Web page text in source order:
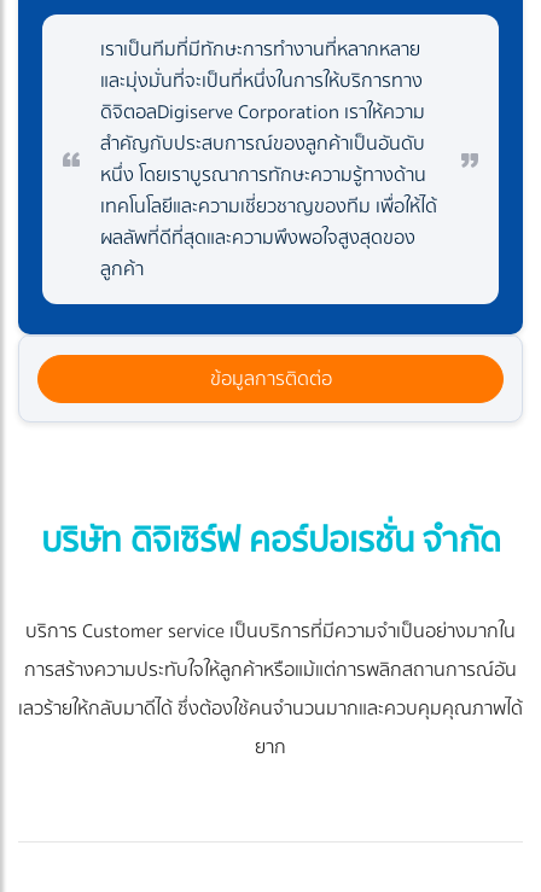
เราเป็นทีมที่มีทักษะการทำงานที่หลากหลาย
และมุ่งมั่นที่จะเป็นที่หนึ่งในการให้บริการทาง
ดิจิตอลDigiserve Corporation เราให้ความ
สำคัญกับประสบการณ์ของลูกค้าเป็นอันดับ
หนึ่ง โดยเราบูรณาการทักษะความรู้ทางด้าน
เทคโนโลยีและความเชี่ยวชาญของทีม เพื่อให้ได้
ผลลัพที่ดีที่สุดและความพึงพอใจสูงสุดของ
ลูกค้า
ข้อมูลการติดต่อ
บริษัท ดิจิเซิร์ฟ คอร์ปอเรชั่น จำกัด
บริการ Customer service เป็นบริการที่มีความจำเป็นอย่างมากใน
การสร้างความประทับใจให้ลูกค้าหรือแม้แต่การพลิกสถานการณ์อัน
เลวร้ายให้กลับมาดีได้ ซึ่งต้องใช้คนจำนวนมากและควบคุมคุณภาพได้
ยาก